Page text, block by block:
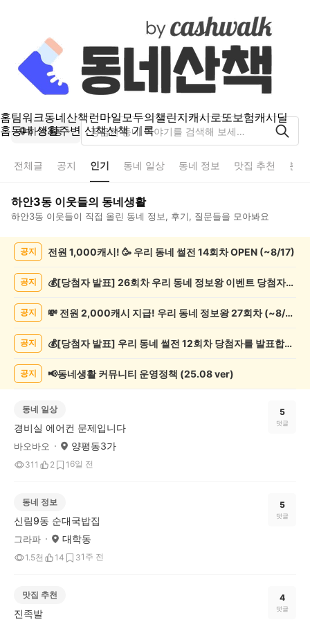
홈팀워크동네산책런마일모두의챌린지캐시로또보험캐시딜
홈동네 생활주변 산책산책 기록
하안3동
전체글 공지 인기 동네 일상 동네 정보 맛집 추천 분
하안3동 이웃들의 동네생활
하안3동 이웃들이 직접 올린 동네 정보, 후기, 질문들을 모아봐요
록
공지 전원 1,000캐시! 🥳 우리 동네 썰전 14회차 OPEN (~8/17)
공지 💰[당첨자 발표] 26회차 우리 동네 정보왕 이벤트 당첨자를 발표합니다!
공지 💸 전원 2,000캐시 지급! 우리 동네 정보왕 27회차 (~8/10)
공지 💰[당첨자 발표] 우리 동네 썰전 12회차 당첨자를 발표합니다!
공지 📢동네생활 커뮤니티 운영정책 (25.08 ver)
동네 일상
경비실 에어컨 문제입니다
바오바오 양평동3가
311 2 1 6일 전
5
댓글
동네 정보
신림9동 순대국밥집
그라파 대학동
1.5천 14 31주 전
5
댓글
맛집 추천
진족발
4
댓글